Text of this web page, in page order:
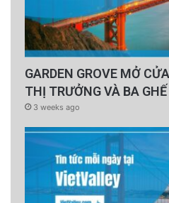
GARDEN GROVE MỞ
THỊ TRƯỞNG VÀ BA
3 weeks ago